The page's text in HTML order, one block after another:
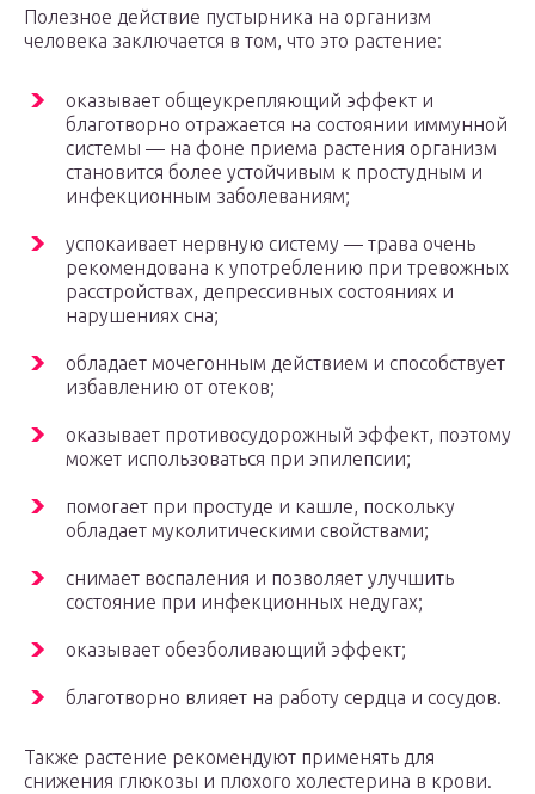
Полезное действие пустырника на организм
человека заключается в том, что это растение:
оказывает общеукрепляющий эффект и
благотворно отражается на состоянии иммунной
системы — на фоне приема растения организм
становится более устойчивым к простудным и
инфекционным заболеваниям;
успокаивает нервную систему — трава очень
рекомендована к употреблению при тревожных
расстройствах, депрессивных состояниях и
нарушениях сна;
обладает мочегонным действием и способствует
избавлению от отеков;
оказывает противосудорожный эффект, поэтому
может использоваться при эпилепсии;
помогает при простуде и кашле, поскольку
обладает муколитическими свойствами;
снимает воспаления и позволяет улучшить
состояние при инфекционных недугах;
оказывает обезболивающий эффект;
благотворно влияет на работу сердца и сосудов.
Также растение рекомендуют применять для
снижения глюкозы и плохого холестерина в крови.